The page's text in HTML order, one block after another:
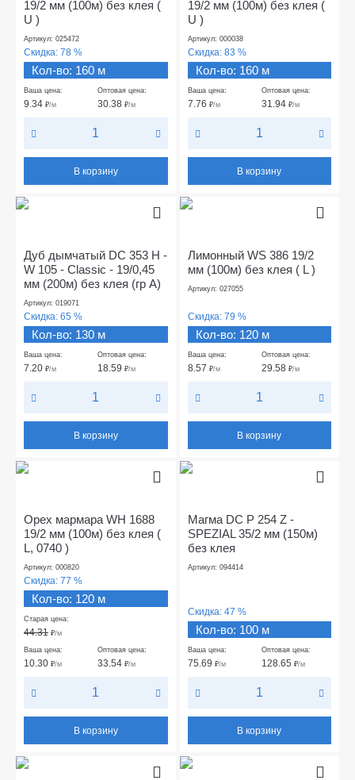
19/2 мм (100м) без клея (
U )
Артикул: 025472
Скидка: 78 %
Кол-во: 160 м
Ваша цена:
9.34 ₽/м
Оптовая цена:
30.38₽/м
В корзину
19/2 мм (100м) без клея (
U )
Артикул: 000038
Скидка: 83 %
Кол-во: 160 м
Ваша цена:
7.76 ₽/м
Оптовая цена:
31.94 ₽/м
В корзину
Дуб дымчатый DC 353 Н -
W 105 - Classic - 19/0,45
мм (200м) без клея (гр А)
Артикул: 019071
Скидка: 65 %
Кол-во: 130 м
Ваша цена:
7.20 ₽/м
Оптовая цена:
18.59₽/м
В корзину
Лимонный WS 386 19/2
мм (100м) без клея ( L )
Артикул: 027055
Скидка: 79 %
Кол-во: 120 м
Ваша цена:
8.57 ₽/м
Оптовая цена:
29.58 ₽/м
В корзину
Орех мармара WH 1688
19/2 мм (100м) без клея (
L, 0740 )
Артикул: 000820
Скидка: 77 %
Кол-во: 120 м
Старая цена:
44.31 ₽/м
Ваша цена:
10.30 ₽/м
Оптовая цена:
33.54₽/м
В корзину
Магма DC P 254 Z -
SPEZIAL 35/2 мм (150м)
без клея
Артикул: 094414
Скидка: 47 %
Кол-во: 100 м
Ваша цена:
75.69 ₽/м
Оптовая цена:
128.65 ₽/м
В корзину